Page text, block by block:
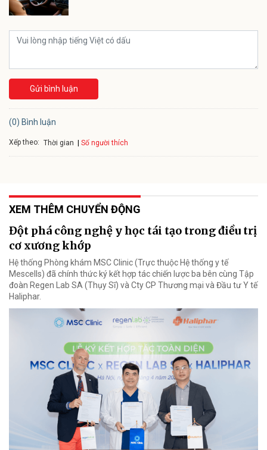
Gửi bình luận
(0) Bình luận
Xếp theo: Thời gian Số người thích
XEM THÊM CHUYỂN ĐỘNG
Đột phá công nghệ y học tái tạo trong điều trị
cơ xương khớp
Hệ thống Phòng khám MSC Clinic (Trực thuộc Hệ thống y tế
Mescells) đã chính thức ký kết hợp tác chiến lược ba bên cùng Tập
đoàn Regen Lab SA (Thụy Sĩ) và Cty CP Thương mại và Đầu tư Y tế
Haliphar.